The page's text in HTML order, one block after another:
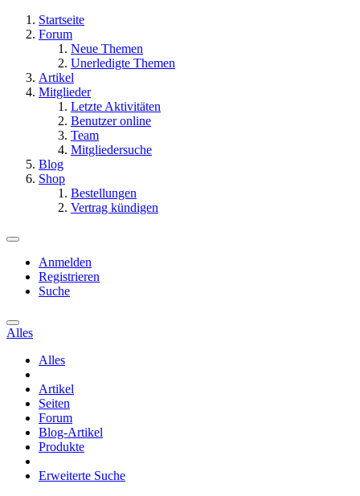
Startseite
Forum
Neue Themen
Unerledigte Themen
Artikel
Mitglieder
Letzte Aktivitäten
Benutzer online
Team
Mitgliedersuche
Blog
Shop
Bestellungen
Vertrag kündigen
Anmelden
Registrieren
Suche
Alles
Alles
Artikel
Seiten
Forum
Blog-Artikel
Produkte
Erweiterte Suche